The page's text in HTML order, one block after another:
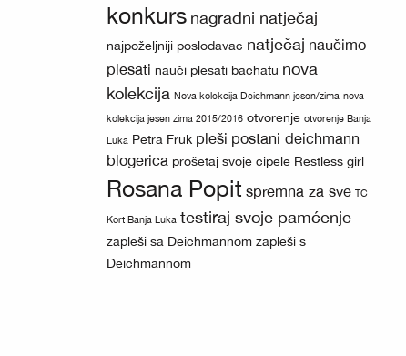
konkurs nagradni natječaj
najpoželjniji poslodavac natječaj naučimo
plesati nauči plesati bachatu nova
kolekcija Nova kolekcija Deichmann jesen/zima nova
kolekcija jesen zima 2015/2016 otvorenje otvorenje Banja
Luka Petra Fruk pleši postani deichmann
blogerica prošetaj svoje cipele Restless girl
Rosana Popit spremna za sve TC
Kort Banja Luka testiraj svoje pamćenje
zapleši sa Deichmannom zapleši s
Deichmannom